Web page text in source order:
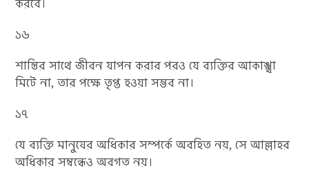
করবে।
১৬
শান্তির সাথে জীবন যাপন করার পরও যে ব্যক্তির আকাঙ্খা
মিটে না, তার পক্ষে তৃপ্ত হওয়া সম্ভব না।
১৭
যে ব্যক্তি মানুষের অধিকার সম্পর্কে অবহিত নয়, সে আল্লাহর
অধিকার সম্বন্ধেও অবগত নয়।